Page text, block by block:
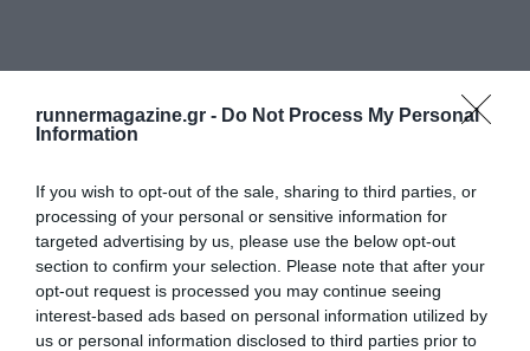
runnermagazine.gr - Do Not Process My Personal
Information
If you wish to opt-out of the sale, sharing to third parties, or
processing of your personal or sensitive information for
targeted advertising by us, please use the below opt-out
section to confirm your selection. Please note that after your
opt-out request is processed you may continue seeing
interest-based ads based on personal information utilized by
us or personal information disclosed to third parties prior to